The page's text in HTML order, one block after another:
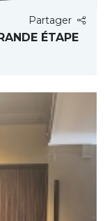
Partager
ÉTAPE